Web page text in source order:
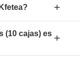
+
(10 cajas) es +